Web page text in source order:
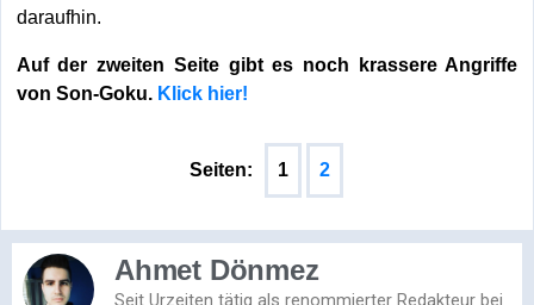
daraufhin.
Auf der zweiten Seite gibt es noch krassere Angriffe
von Son-Goku. Klick hier!
Seiten: 1 2
Ahmet Dönmez
Seit Urzeiten tätig als renommierter Redakteur bei